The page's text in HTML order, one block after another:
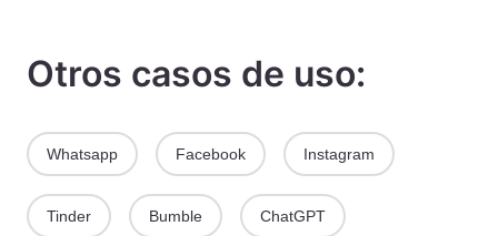
Otros casos de uso:
Whatsapp Facebook Instagram
Tinder Bumble ChatGPT